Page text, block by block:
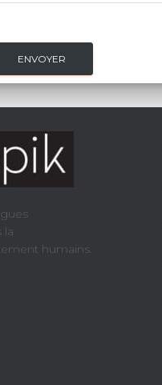
la
humains.